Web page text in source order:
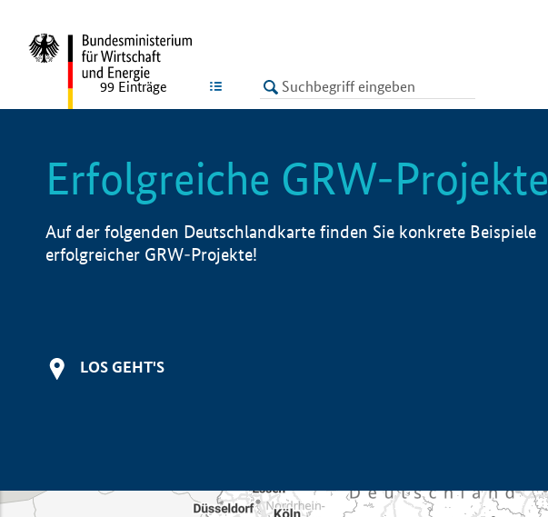
LISTE
99 Einträge
Erfolgreiche GRW-Projekte
Auf der folgenden Deutschlandkarte finden Sie konkrete Beispiele
erfolgreicher GRW-Projekte!
LOS GEHT'S